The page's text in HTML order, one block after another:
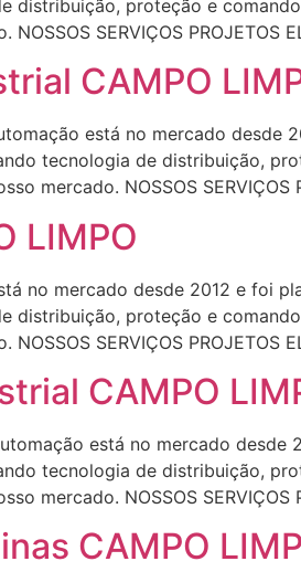
distribuição, proteção e
SERVIÇOS PROJETOS
CAMPO
está no mercado
tecnologia de distribuição,
mercado. NOSSOS SERVIÇOS
LIMPO
no mercado desde 2012 e foi
distribuição, proteção e
SERVIÇOS PROJETOS
CAMPO
está no mercado
tecnologia de distribuição,
mercado. NOSSOS SERVIÇOS
CAMPO